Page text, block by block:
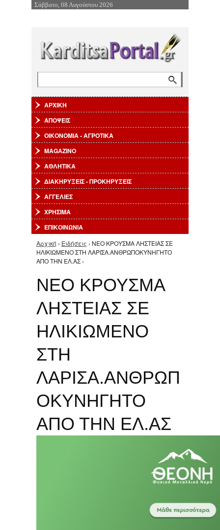
Επιστροφή στην Πλοήγηση
Σάββατο, 08 Αυγούστου 2026
ΑΡΧΙΚΗ
ΑΠΟΨΕΙΣ
ΟΙΚΟΝΟΜΙΑ - ΑΓΡΟΤΙΚΑ
MAGAZINO
ΑΘΛΗΤΙΚΑ
ΔΙΑΚΗΡΥΞΕΙΣ - ΠΡΟΚΗΡΥΞΕΙΣ
ΑΓΓΕΛΙΕΣ
ΧΡΗΣΙΜΑ
ΕΠΙΚΟΙΝΩΝΙΑ
Είστε εδώ
Αρχική › Ειδήσεις › ΝΕΟ ΚΡΟΥΣΜΑ ΛΗΣΤΕΙΑΣ ΣΕ
ΗΛΙΚΙΩΜΕΝΟ ΣΤΗ ΛΑΡΙΣΑ.ΑΝΘΡΩΠΟΚΥΝΗΓΗΤΟ
ΑΠΟ ΤΗΝ ΕΛ.ΑΣ ›
ΝΕΟ ΚΡΟΥΣΜΑ
ΛΗΣΤΕΙΑΣ ΣΕ
ΗΛΙΚΙΩΜΕΝΟ
ΣΤΗ
ΛΑΡΙΣΑ.ΑΝΘΡΩΠ
ΟΚΥΝΗΓΗΤΟ
ΑΠΟ ΤΗΝ ΕΛ.ΑΣ